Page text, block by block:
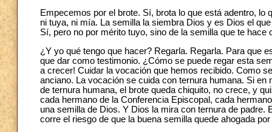
Empecemos por el brote. Sí, brota lo que está adentro,
ni tuya, ni mía. La semilla la siembra Dios y es Dios el
Sí, pero no por mérito tuyo, sino de la semilla que te hace
¿Y yo qué tengo que hacer? Regarla. Regarla. Para que
que dar como testimonio. ¿Cómo se puede regar esta
a crecer! Cuidar la vocación que hemos recibido. Como
anciano. La vocación se cuida con ternura humana. Si
de ternura humana, el brote queda chiquito, no crece, y
cada hermano de la Conferencia Episcopal, cada
una semilla de Dios. Y Dios la mira con ternura de
corre el riesgo de que la buena semilla quede ahogada